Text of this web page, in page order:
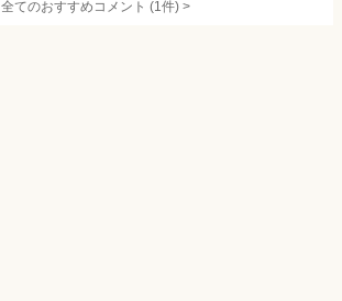
全てのおすすめコメント (1件) >